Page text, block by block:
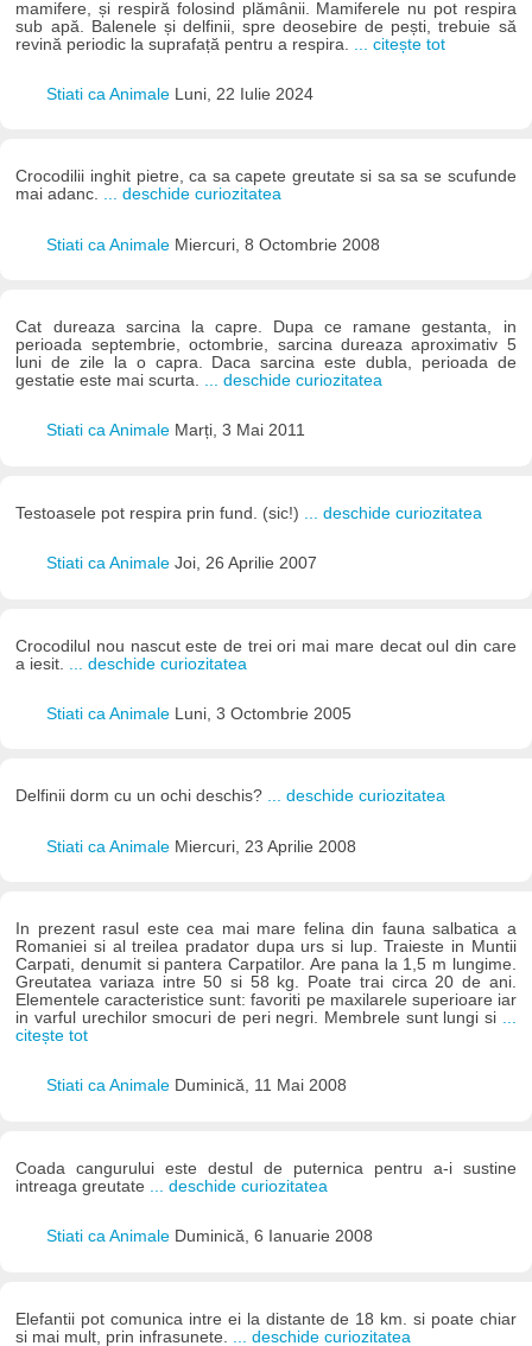
mamifere, și respiră folosind plămânii. Mamiferele nu pot respira
sub apă. Balenele și delfinii, spre deosebire de pești, trebuie să
revină periodic la suprafață pentru a respira.
... citește tot
Stiati ca Animale Luni, 22 Iulie 2024
Crocodilii inghit pietre, ca sa capete greutate si sa sa se scufunde
mai adanc. ... deschide curiozitatea
Stiati ca Animale Miercuri, 8 Octombrie 2008
Cat dureaza sarcina la capre. Dupa ce ramane gestanta, in
perioada septembrie, octombrie, sarcina dureaza aproximativ 5
luni de zile la o capra. Daca sarcina este dubla, perioada de
gestatie este mai scurta. ... deschide curiozitatea
Stiati ca Animale Marți, 3 Mai 2011
Testoasele pot respira prin fund. (sic!) ... deschide curiozitatea
Stiati ca Animale Joi, 26 Aprilie 2007
Crocodilul nou nascut este de trei ori mai mare decat oul din care
a iesit.
... deschide curiozitatea
Stiati ca Animale Luni, 3 Octombrie 2005
Delfinii dorm cu un ochi deschis? ... deschide curiozitatea
Stiati ca Animale Miercuri, 23 Aprilie 2008
In prezent rasul este cea mai mare felina din fauna salbatica a
Romaniei si al treilea pradator dupa urs si lup. Traieste in Muntii
Carpati, denumit si pantera Carpatilor. Are pana la 1,5 m lungime.
Greutatea variaza intre 50 si 58 kg. Poate trai circa 20 de ani.
Elementele caracteristice sunt: favoriti pe maxilarele superioare iar
in varful urechilor smocuri de peri negri. Membrele sunt lungi si ...
citește tot
Stiati ca Animale Duminică, 11 Mai 2008
Coada cangurului este destul de puternica pentru a-i sustine
intreaga greutate
... deschide curiozitatea
Stiati ca Animale Duminică, 6 Ianuarie 2008
Elefantii pot comunica intre ei la distante de 18 km. si poate chiar
si mai mult, prin infrasunete.
... deschide curiozitatea